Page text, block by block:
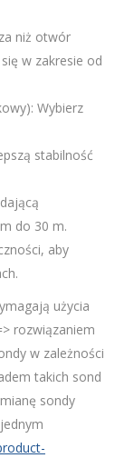
niż otwór
w zakresie od
Wybierz
stabilność
do 30 m.
aby
użycia
rozwiązaniem
w zależności
takich sond
sondy